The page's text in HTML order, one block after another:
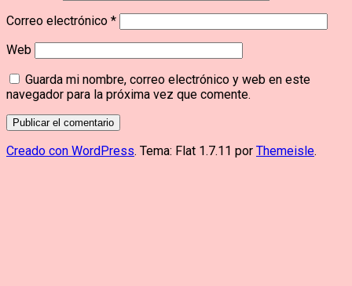
Correo electrónico *
Web
Guarda mi nombre, correo electrónico y web en este
navegador para la próxima vez que comente.
Creado con WordPress. Tema: Flat 1.7.11 por Themeisle.